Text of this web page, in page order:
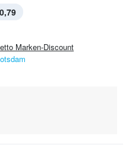
Marken-Discount